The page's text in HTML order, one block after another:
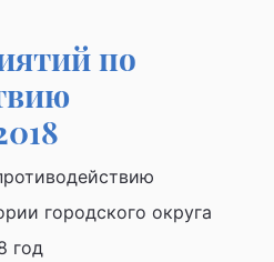
по
городского округа
год